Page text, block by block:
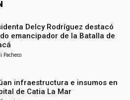
Delcy Rodríguez destacó
emancipador de la Batalla de
Pacheco
infraestructura e insumos en
de Catia La Mar